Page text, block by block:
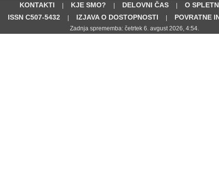
KONTAKTI | KJE SMO? | DELOVNI ČAS |
O
ISSN C507-5432
| IZJAVA O DOSTOPNOSTI | POVRATNE
Zadnja sprememba: četrtek 6. avgust 2026, 4:54.